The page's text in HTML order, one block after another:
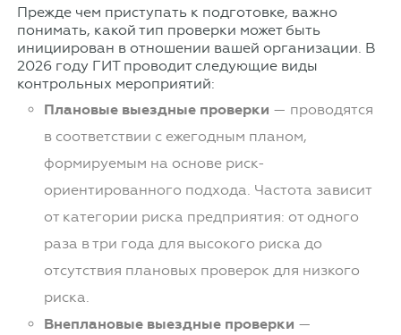
Прежде чем приступать к подготовке, важно
понимать, какой тип проверки может быть
инициирован в отношении вашей организации. В
2026 году ГИТ проводит следующие виды
контрольных мероприятий:
Плановые выездные проверки — проводятся
в соответствии с ежегодным планом,
формируемым на основе риск-
ориентированного подхода. Частота зависит
от категории риска предприятия: от одного
раза в три года для высокого риска до
отсутствия плановых проверок для низкого
риска.
Внеплановые выездные проверки —